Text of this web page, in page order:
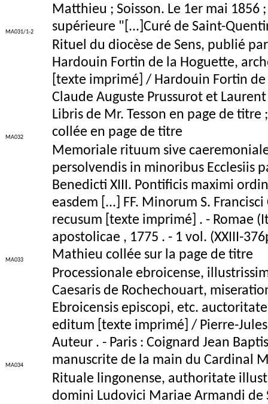
MA031/1-2
Matthieu ; Soisson. Le 1er mai 1856
supérieure "[...]Curé de Saint-
MA032
Rituel du diocèse de Sens, publié
Hardouin Fortin de la Hoguette,
[texte imprimé] / Hardouin Fortin de
Claude Auguste Prussurot et
Libris de Mr. Tesson en page de
collée en page de titre
MA033
Memoriale rituum sive
persolvendis in minoribus Ecclesiis
Benedicti XIII. Pontificis maximi
easdem [...] FF. Minorum S.
recusum [texte imprimé] . - Romae
apostolicae , 1775 . - 1 vol. (XXIII-
Mathieu collée sur la page de titre
MA034
Processionale ebroicense,
Caesaris de Rochechouart,
Ebroicensis episcopi, etc.
editum [texte imprimé] / Pierre-
Auteur . - Paris : Coignard Jean
manuscrite de la main du Cardinal
Rituale lingonense, authoritate
domini Ludovici Mariae Armandi de